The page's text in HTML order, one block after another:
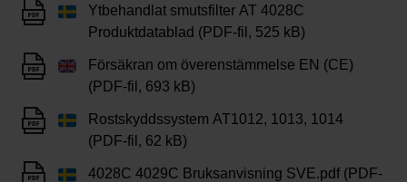
Ytbehandlat smutsfilter AT 4028C
Produktdatablad (PDF-fil, 525 kB)
Försäkran om överenstämmelse EN (CE)
(PDF-fil, 693 kB)
Rostskyddssystem AT1012, 1013, 1014
(PDF-fil, 62 kB)
4028C 4029C Bruksanvisning SVE.pdf (PDF-